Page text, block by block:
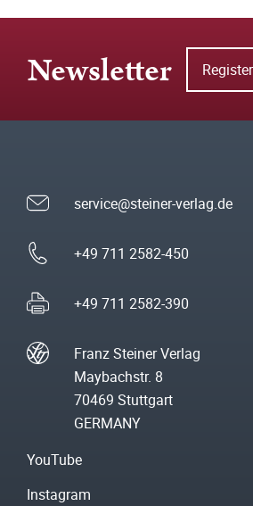
Newsletter
service@steiner-verlag.de
+49 711 2582-450
+49 711 2582-390
Franz Steiner Verlag
Maybachstr. 8
70469 Stuttgart
GERMANY
YouTube
Instagram